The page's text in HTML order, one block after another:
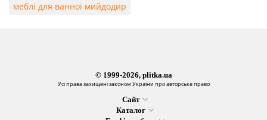
меблі для ванної мийдодир
© 1999-2026, plitka.ua
Усі права захищені законом України про авторське право
Сайт
Каталог